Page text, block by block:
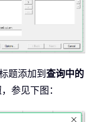
题添加到查询中的
参见下图：